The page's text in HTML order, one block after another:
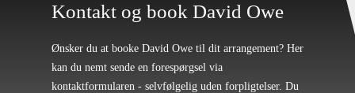
Kontakt og book David Owe
Ønsker du at booke David Owe til dit arrangement? Her
kan du nemt sende en forespørgsel via
kontaktformularen - selvfølgelig uden forpligtelser. Du